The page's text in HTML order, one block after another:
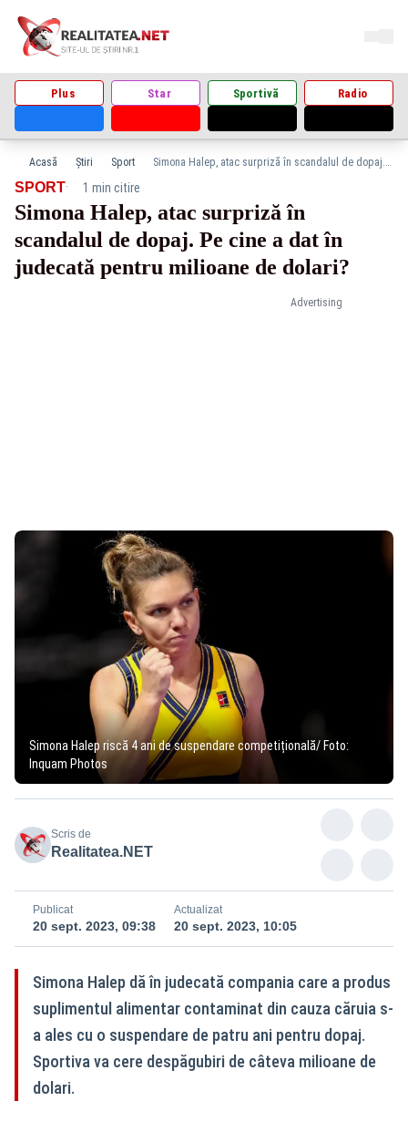
Plus Star Sportivă Radio
Acasă Știri Sport Simona Halep, atac surpriză în scandalul de dopaj. Pe cine a dat în judecată pentru milioane de dolari?
Advertising
SPORT· 1 min citire
Simona Halep, atac surpriză în
scandalul de dopaj. Pe cine a dat în
judecată pentru milioane de dolari?
Simona Halep riscă 4 ani de suspendare competițională/ Foto:
Inquam Photos
Scris de
Realitatea.NET
Publicat
20 sept. 2023, 09:38
Actualizat
20 sept. 2023, 10:05
Simona Halep dă în judecată compania care a produs
suplimentul alimentar contaminat din cauza căruia s-
a ales cu o suspendare de patru ani pentru dopaj.
Sportiva va cere despăgubiri de câteva milioane de
dolari.